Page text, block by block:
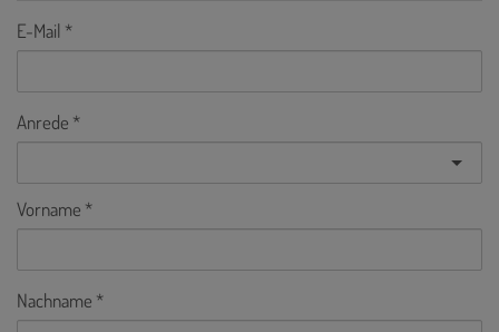
E-Mail
Anrede
Vorname
Nachname